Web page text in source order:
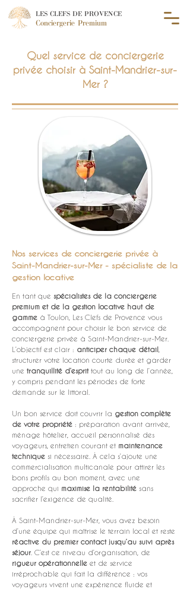
LES CLEFS DE PROVENCE
Conciergerie Premium
Quel service de conciergerie
privée choisir à Saint-Mandrier-sur-
Mer ?
Nos services de conciergerie privée à
Saint-Mandrier-sur-Mer - spécialiste de la
gestion locative
En tant que spécialistes de la conciergerie
premium et de la gestion locative haut de
gamme à Toulon, Les Clefs de Provence vous
accompagnent pour choisir le bon service de
conciergerie privée à Saint-Mandrier-sur-Mer.
L’objectif est clair : anticiper chaque détail
structurer votre location courte durée et garder
une tranquillité d’esprit tout au long de l’année,
y compris pendant les périodes de forte
demande sur le littoral.
Un bon service doit couvrir la gestion complète
de votre propriété : préparation avant arrivée,
ménage hôtelier, accueil personnalisé des
voyageurs, entretien courant et maintenance
technique si nécessaire. À cela s’ajoute une
commercialisation multicanale pour attirer les
bons profils au bon moment, avec une
approche qui maximise la rentabilité sans
sacrifier l’exigence de qualité.
À Saint-Mandrier-sur-Mer, vous avez besoin
d’une équipe qui maîtrise le terrain local et reste
réactive du premier contact jusqu’au suivi après
séjour . C’est ce niveau d’organisation, de
rigueur opérationnelle et de service
irréprochable qui fait la différence : vos
voyageurs vivent une expérience fluide et